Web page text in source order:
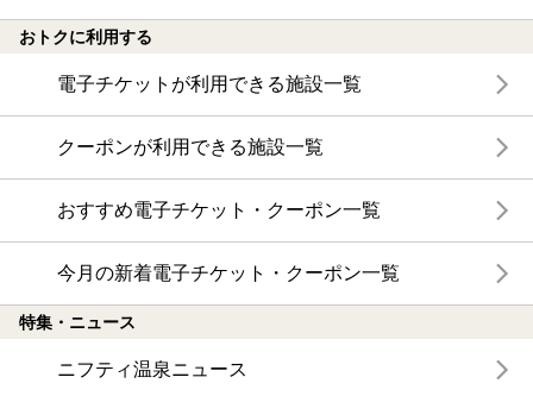
おトクに利用する
電子チケットが利用できる施設一覧
クーポンが利用できる施設一覧
おすすめ電子チケット・クーポン一覧
今月の新着電子チケット・クーポン一覧
特集・ニュース
ニフティ温泉ニュース